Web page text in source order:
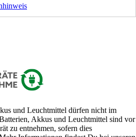
und Leuchtmittel dürfen nicht im
Akkus und Leuchtmittel sind vor
zu entnehmen, sofern dies